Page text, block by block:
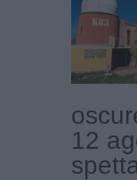
12